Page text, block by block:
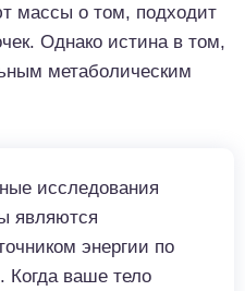
массы о том, подходит
Однако истина в том,
метаболическим
исследования
являются
энергии по
Когда ваше тело